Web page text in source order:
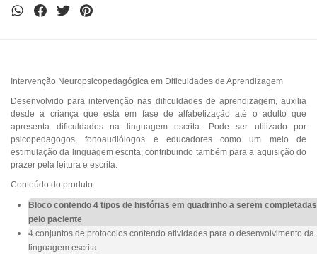
Intervenção Neuropsicopedagógica em Dificuldades de Aprendizagem
Desenvolvido para intervenção nas dificuldades de aprendizagem, auxilia
desde a criança que está em fase de alfabetização até o adulto que
apresenta dificuldades na linguagem escrita. Pode ser utilizado por
psicopedagogos, fonoaudiólogos e educadores como um meio de
estimulação da linguagem escrita, contribuindo também para a aquisição do
prazer pela leitura e escrita.
Conteúdo do produto:
Bloco contendo 4 tipos de histórias em quadrinho a serem completadas
pelo paciente
4 conjuntos de protocolos contendo atividades para o desenvolvimento da
linguagem escrita